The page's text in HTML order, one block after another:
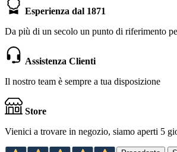
Esperienza dal 1871
Da più di un secolo un punto di riferimento
Assistenza Clienti
Il nostro team è sempre a tua disposizione
Store
Vienici a trovare in negozio, siamo aperti 5